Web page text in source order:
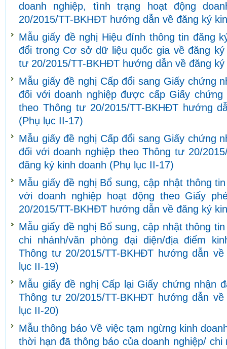
doanh nghiệp, tình trạng hoạt động
20/2015/TT-BKHĐT hướng dẫn về đăng ký
Mẫu giấy đề nghị Hiệu đính thông tin đăng
đổi trong Cơ sở dữ liệu quốc gia về đăng ký
tư 20/2015/TT-BKHĐT hướng dẫn về đăng
Mẫu giấy đề nghị Cấp đổi sang Giấy chứng
đối với doanh nghiệp được cấp Giấy
theo Thông tư 20/2015/TT-BKHĐT hướng
(Phụ lục II-17)
Mẫu giấy đề nghị Cấp đổi sang Giấy chứng
đối với doanh nghiệp theo Thông tư 20/
đăng ký kinh doanh (Phụ lục II-17)
Mẫu giấy đề nghị Bổ sung, cập nhật thông
với doanh nghiệp hoạt động theo Giấy
20/2015/TT-BKHĐT hướng dẫn về đăng ký
Mẫu giấy đề nghị Bổ sung, cập nhật thông
chi nhánh/văn phòng đại diện/địa điểm
Thông tư 20/2015/TT-BKHĐT hướng dẫn
lục II-19)
Mẫu giấy đề nghị Cấp lại Giấy chứng nhận
Thông tư 20/2015/TT-BKHĐT hướng dẫn
lục II-20)
Mẫu thông báo Về việc tạm ngừng kinh
thời hạn đã thông báo của doanh nghiệp/ chi